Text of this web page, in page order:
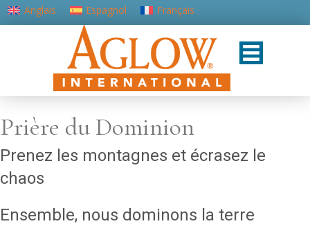
Anglais Espagnol
Français
Portugais - du Portugal
Prière du Dominion
Prenez les montagnes et écrasez le
chaos
Ensemble, nous dominons la terre